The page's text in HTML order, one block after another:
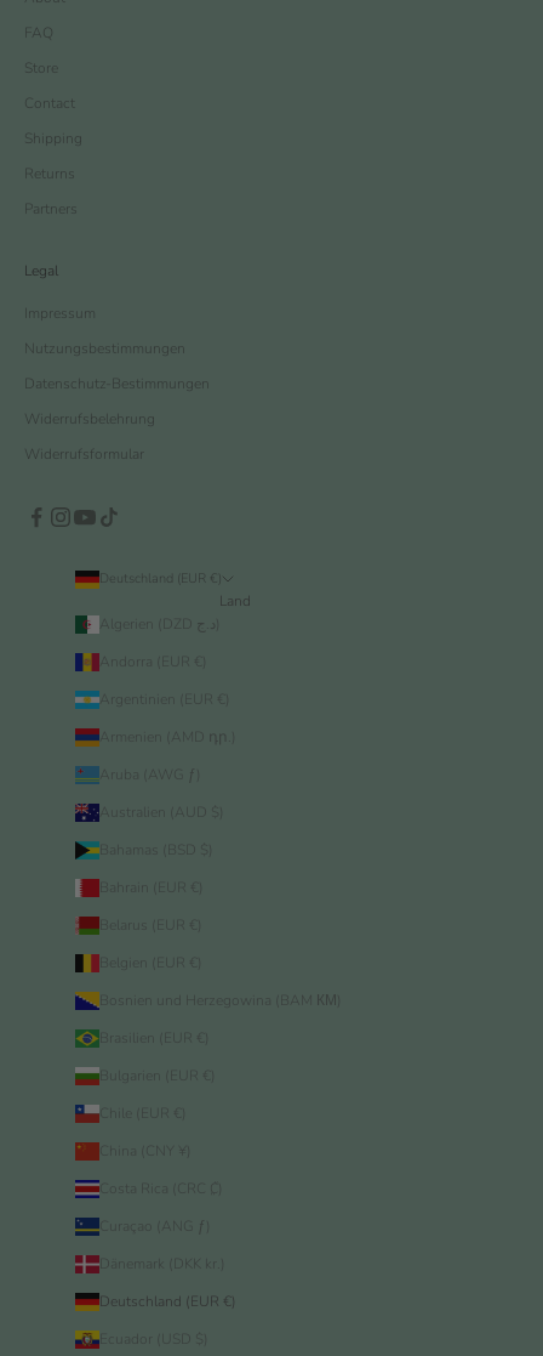
FAQ
Store
Contact
Shipping
Returns
Partners
Legal
Impressum
Nutzungsbestimmungen
Datenschutz-Bestimmungen
Widerrufsbelehrung
Widerrufsformular
Deutschland (EUR €)
Land
Andorra (EUR €)
Argentinien (EUR €)
Armenien (AMD դր.)
Aruba (AWG ƒ)
Australien (AUD $)
Bahamas (BSD $)
Bahrain (EUR €)
Belarus (EUR €)
Belgien (EUR €)
Bosnien und Herzegowina (BAM КМ)
Brasilien (EUR €)
Bulgarien (EUR €)
Chile (EUR €)
China (CNY ¥)
Costa Rica (CRC ₡)
Curaçao (ANG ƒ)
Dänemark (DKK kr.)
Deutschland (EUR €)
Ecuador (USD $)